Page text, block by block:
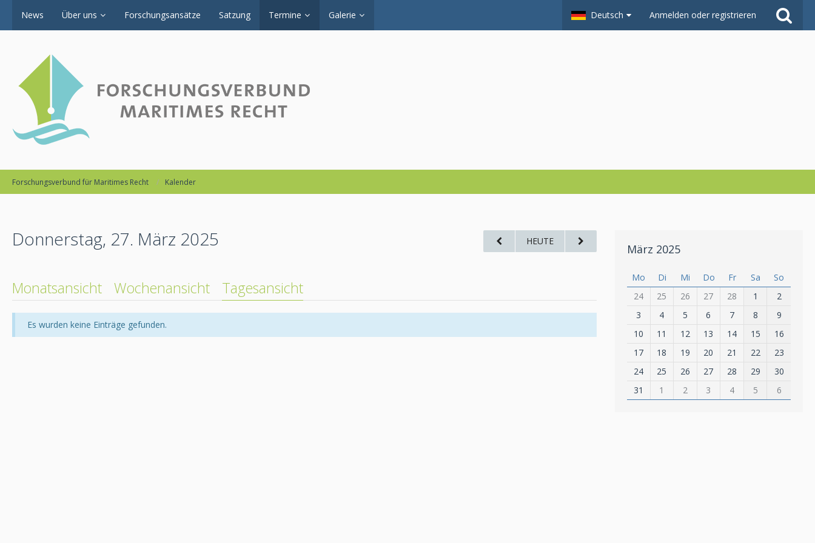
News Über uns Forschungsansätze Satzung Termine Galerie Deutsch Anmelden oder registrieren
Forschungsverbund für Maritimes Recht Kalender
Donnerstag, 27. März 2025 HEUTE
Monatsansicht Wochenansicht Tagesansicht
Es wurden keine Einträge gefunden.
März 2025
Mo Di Mi Do Fr Sa
So
24
25 26 27 28 1
2
3
4 5 6 7 8
9
10
11 12 13 14 15
16
17
18 19 20 21 22
23
24
25 26 27 28 29
30
31
1 2 3 4 5 6